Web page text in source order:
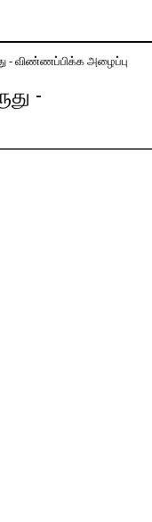
- விண்ணப்பிக்க அழைப்பு
-